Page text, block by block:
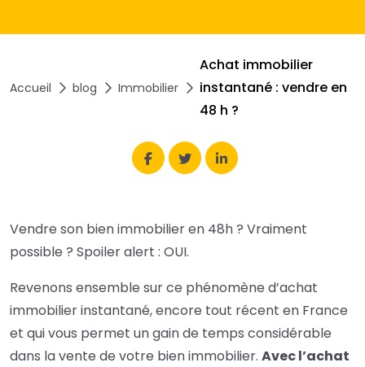
Accueil blog Immobilier
Achat immobilier
instantané : vendre en
48 h ?
Vendre son bien immobilier en 48h ? Vraiment
possible ? Spoiler alert : OUI.
Revenons ensemble sur ce phénomène d’achat
immobilier instantané, encore tout récent en France
et qui vous permet un gain de temps considérable
dans la vente de votre bien immobilier. Avec l’achat